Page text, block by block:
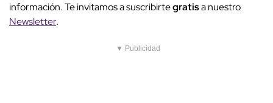
información. Te invitamos a suscribirtegratisa nuestro
Newsletter.
▼ Publicidad